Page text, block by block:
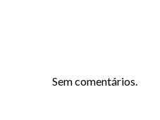
Sem comentários.